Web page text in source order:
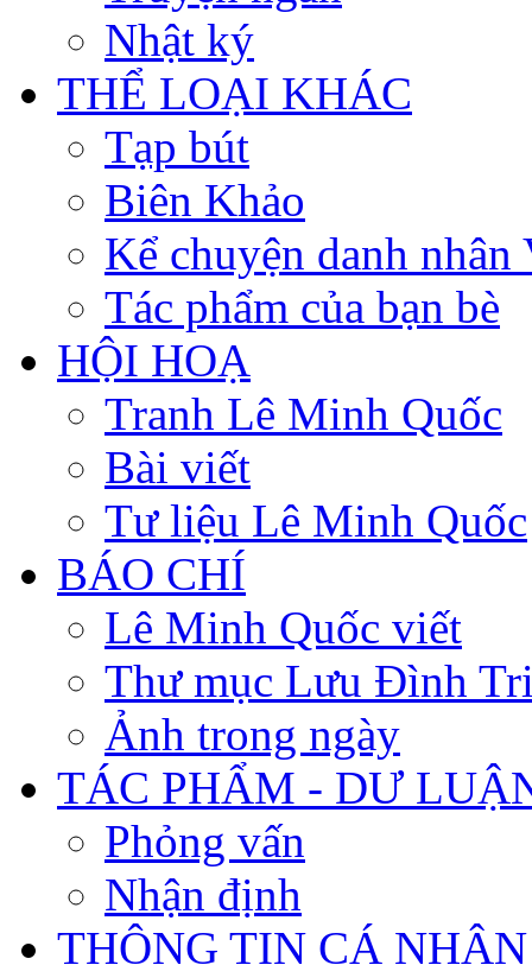
Nhật ký
THỂ LOẠI KHÁC
Tạp bút
Biên Khảo
Kể chuyện danh nhân
Tác phẩm của bạn bè
HỘI HOẠ
Tranh Lê Minh Quốc
Bài viết
Tư liệu Lê Minh Quốc
BÁO CHÍ
Lê Minh Quốc viết
Thư mục Lưu Đình
Ảnh trong ngày
TÁC PHẨM - DƯ
Phỏng vấn
Nhận định
THÔNG TIN CÁ NHÂN